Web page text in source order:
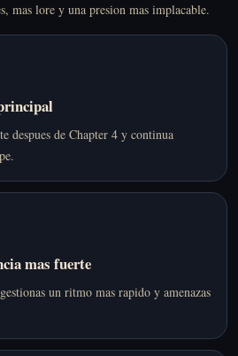
mas lore y una presion mas implacable.
despues de Chapter 4 y continua
mas fuerte
un ritmo mas rapido y amenazas